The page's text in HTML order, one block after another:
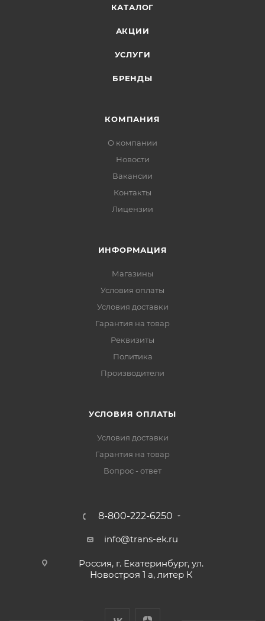
КАТАЛОГ
АКЦИИ
УСЛУГИ
БРЕНДЫ
КОМПАНИЯ
О компании
Новости
Вакансии
Контакты
Лицензии
ИНФОРМАЦИЯ
Магазины
Условия оплаты
Условия доставки
Гарантия на товар
Реквизиты
Политика
Производители
УСЛОВИЯ ОПЛАТЫ
Условия доставки
Гарантия на товар
Вопрос - ответ
8-800-222-6250
info@trans-ek.ru
Россия, г. Екатеринбург, ул.
Новостроя 1 а, литер К